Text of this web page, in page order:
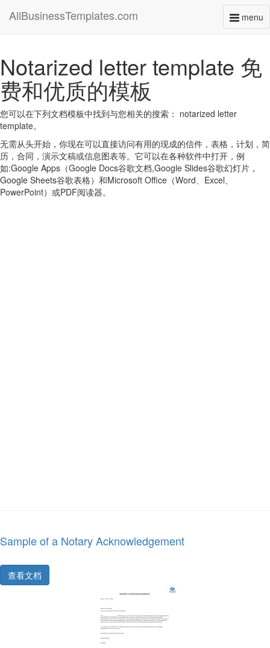
menu
AllBusinessTemplates.com
Notarized letter template 免
费和优质的模板
您可以在下列文档模板中找到与您相关的搜索： notarized letter
template。
无需从头开始，你现在可以直接访问有用的现成的信件，表格，计划，简
历，合同，演示文稿或信息图表等。它可以在各种软件中打开，例
如:Google Apps（Google Docs谷歌文档,Google Slides谷歌幻灯片，
Google Sheets谷歌表格）和Microsoft Office（Word、Excel、
PowerPoint）或PDF阅读器。
Sample of a Notary Acknowledgement
查看文档